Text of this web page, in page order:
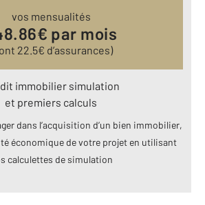
vos mensualités
€ par mois
22.5€ d’assurances)
immobilier simulation
et premiers calculs
dans l’acquisition d’un bien immobilier,
économique de votre projet en utilisant
calculettes de simulation